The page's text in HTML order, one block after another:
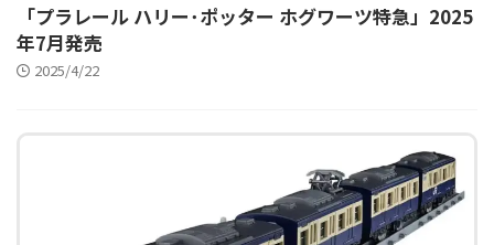
「プラレール ハリー･ポッター ホグワーツ特急」2025
年7月発売
2025/4/22